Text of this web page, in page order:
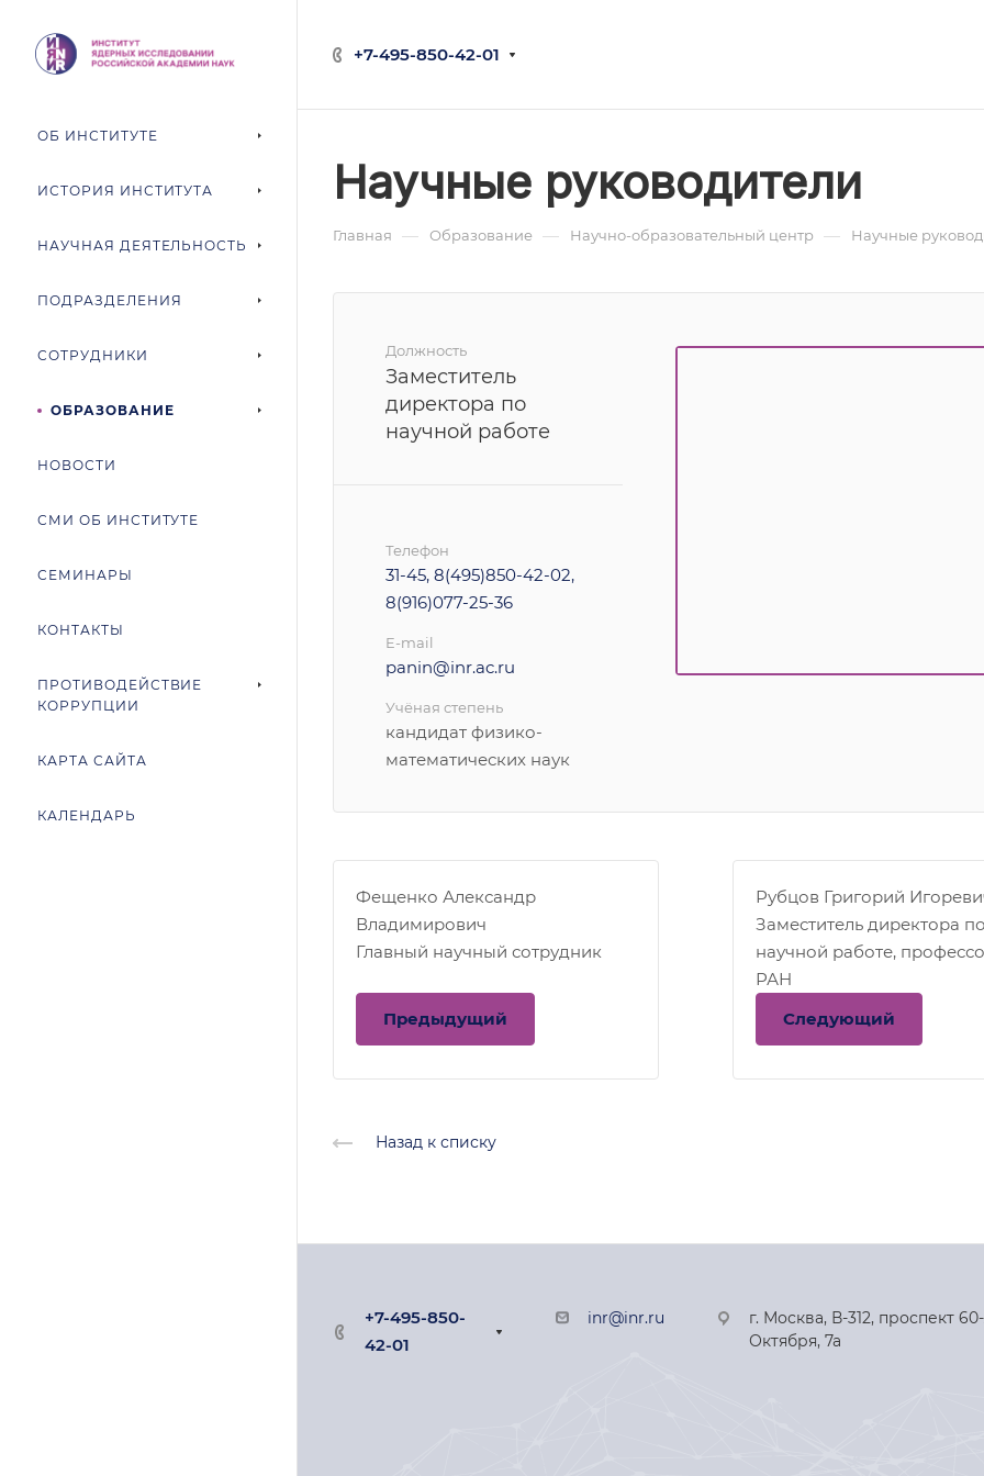
+7-495-850-42-01
ОБ ИНСТИТУТЕ
ИСТОРИЯ ИНСТИТУТА
НАУЧНАЯ ДЕЯТЕЛЬНОСТЬ
ПОДРАЗДЕЛЕНИЯ
СОТРУДНИКИ
ОБРАЗОВАНИЕ
НОВОСТИ
СМИ ОБ ИНСТИТУТЕ
СЕМИНАРЫ
КОНТАКТЫ
ПРОТИВОДЕЙСТВИЕ
КОРРУПЦИИ
КАРТА САЙТА
КАЛЕНДАРЬ
Научные руководители
Главная — Образование — Научно-образовательный центр — Научные
Должность
Заместитель
директора по
научной работе
Телефон
31-45, 8(495)850-42-02,
8(916)077-25-36
E-mail
panin@inr.ac.ru
Учёная степень
кандидат физико-
математических наук
Фещенко Александр
Владимирович
Главный научный сотрудник
Предыдущий
Рубцов Григорий
Заместитель директора по
научной работе,
РАН
Следующий
Назад к списку
+7-495-850-
42-01
inr@inr.ru
г. Москва, В-312, проспект
Октября, 7а